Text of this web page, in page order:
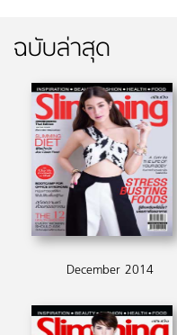
ฉบับล่าสุด
December 2014